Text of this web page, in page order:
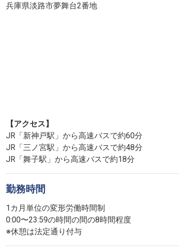
兵庫県淡路市夢舞台2番地
【アクセス】
JR「新神戸駅」から高速バスで約60分
JR「三ノ宮駅」から高速バスで約48分
JR「舞子駅」から高速バスで約18分
勤務時間
1カ月単位の変形労働時間制
0:00〜23:59の時間の間の8時間程度
※休憩は法定通り付与